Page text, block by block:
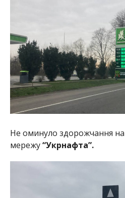
Не оминуло здорожчання
мережу“Укрнафта”.